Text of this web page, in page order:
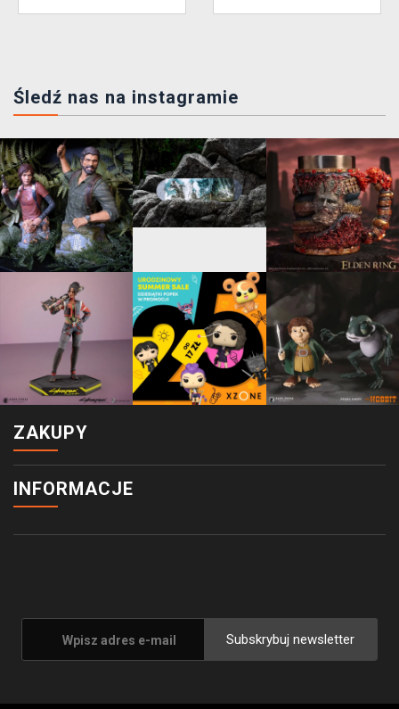
Śledź nas na instagramie
ZAKUPY
INFORMACJE
Subskrybuj newsletter